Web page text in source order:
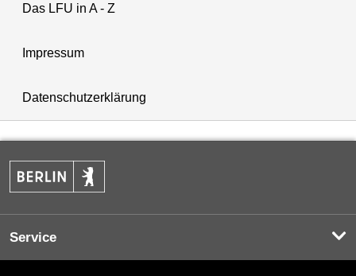
Das LFU in A - Z
Impressum
Datenschutzerklärung
Service